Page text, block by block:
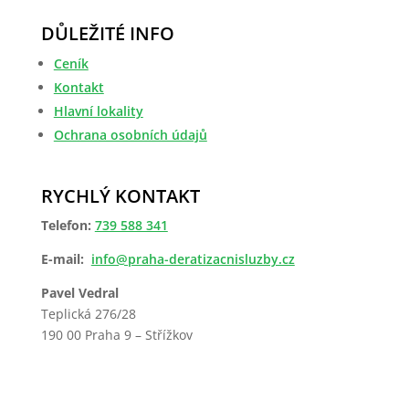
DŮLEŽITÉ INFO
Ceník
Kontakt
Hlavní lokality
Ochrana osobních údajů
RYCHLÝ KONTAKT
Telefon: 739 588 341
E-mail: info@praha-deratizacnisluzby.cz
Pavel Vedral
Teplická 276/28
190 00 Praha 9 – Střížkov